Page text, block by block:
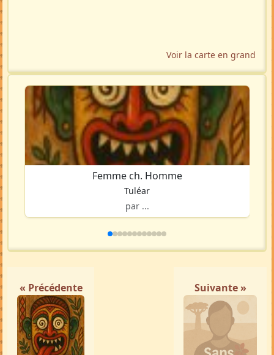
Voir la carte en grand
Femme ch. Homme
Tuléar
par ...
« Précédente Suivante »